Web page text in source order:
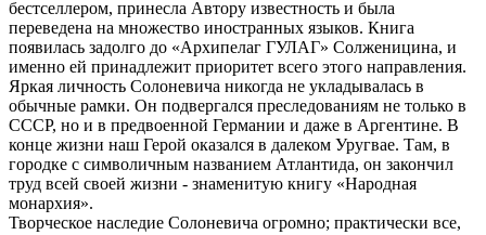
бестселлером, принесла Автору известность и была
переведена на множество иностранных языков. Книга
появилась задолго до «Архипелаг ГУЛАГ» Солженицина, и
именно ей принадлежит приоритет всего этого направления.
​Яркая личность Солоневича никогда не укладывалась в
обычные рамки. Он подвергался преследованиям не только в
СССР, но и в предвоенной Германии и даже в Аргентине. В
конце жизни наш Герой оказался в далеком Уругвае. Там, в
городке с символичным названием Атлантида, он закончил
труд всей своей жизни - знаменитую книгу «Народная
монархия».
​Творческое наследие Солоневича огромно; практически все,